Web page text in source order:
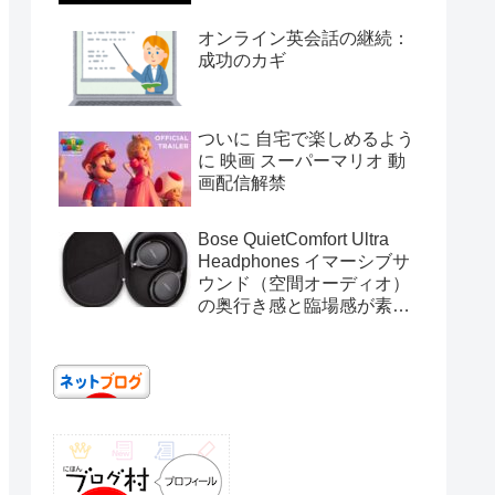
オンライン英会話の継続：
成功のカギ
ついに 自宅で楽しめるよう
に 映画 スーパーマリオ 動
画配信解禁
Bose QuietComfort Ultra
Headphones イマーシブサ
ウンド（空間オーディオ）
の奥行き感と臨場感が素晴